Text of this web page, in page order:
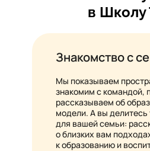
Знакомство с
Мы показываем
знакомим с командой,
рассказываем об
модели. А вы
для вашей семьи:
о близких вам
к образованию и
в